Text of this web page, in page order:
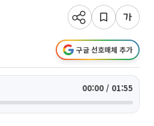
구글 선호매체 추가
00:00 / 01:55